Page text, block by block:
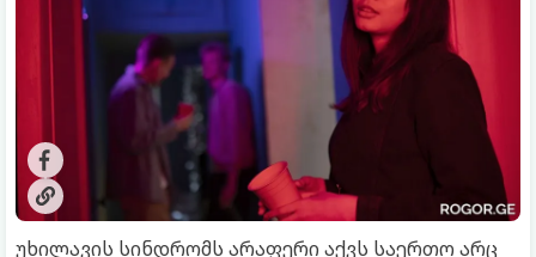
უხილავის სინდრომს არაფერი აქვს საერთო არც